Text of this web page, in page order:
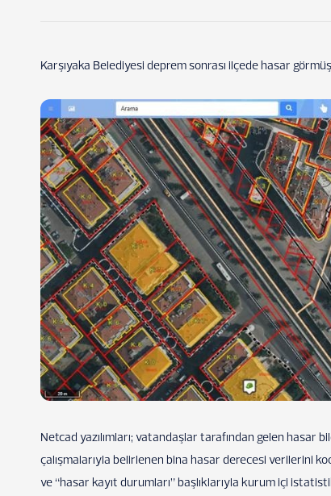
Karşıyaka Belediyesi deprem sonrası ilçede hasar
Netcad yazılımları; vatandaşlar tarafından gelen
çalışmalarıyla belirlenen bina hasar derecesi verilerini
ve “hasar kayıt durumları” başlıklarıyla kurum içi